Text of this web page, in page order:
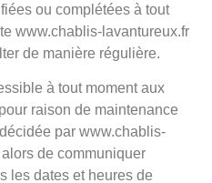
ou complétées à tout
www.chablis-lavantureux.fr
de manière régulière.
à tout moment aux
raison de maintenance
par www.chablis-
alors de communiquer
les dates et heures de